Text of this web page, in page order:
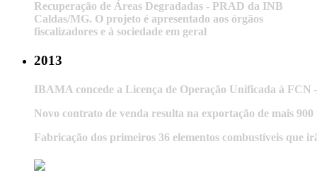
Recuperação de Áreas Degradadas - PRAD da INB
Caldas/MG. O projeto é apresentado aos órgãos
fiscalizadores e à sociedade em geral
2013
IBAMA concede a Licença de Operação Unificada à FCN
Novo contrato de venda resulta na exportação de mais
Fabricação dos primeiros 36 elementos combustíveis que